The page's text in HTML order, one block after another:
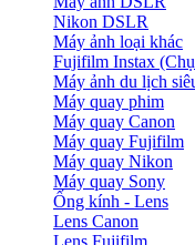
Nikon DSLR
Máy ảnh loại khác
Fujifilm Instax
Máy ảnh du lịch
Máy quay phim
Máy quay Canon
Máy quay Fujifilm
Máy quay Nikon
Máy quay Sony
Ống kính - Lens
Lens Canon
Lens Fujifilm